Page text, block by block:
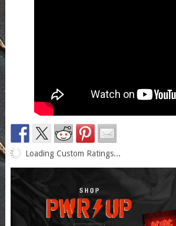
Loading Custom Ratings...